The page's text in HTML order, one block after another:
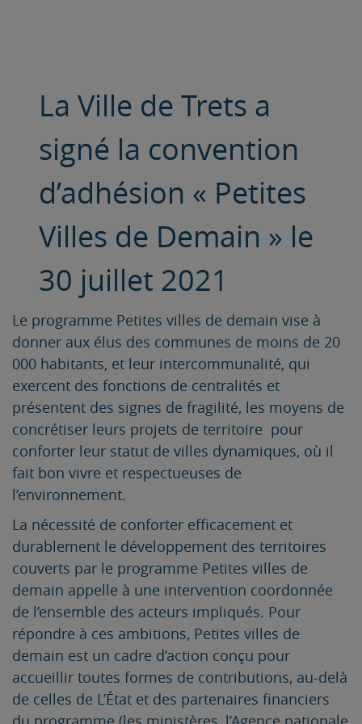
La Ville de Trets a
signé la convention
d’adhésion « Petites
Villes de Demain » le
30 juillet 2021
Le programme Petites villes de demain vise à
donner aux élus des communes de moins de 20
000 habitants, et leur intercommunalité, qui
exercent des fonctions de centralités et
présentent des signes de fragilité, les moyens de
concrétiser leurs projets de territoire pour
conforter leur statut de villes dynamiques, où il
fait bon vivre et respectueuses de
l’environnement.
La nécessité de conforter efficacement et
durablement le développement des territoires
couverts par le programme Petites villes de
demain appelle à une intervention coordonnée
de l’ensemble des acteurs impliqués. Pour
répondre à ces ambitions, Petites villes de
demain est un cadre d’action conçu pour
accueillir toutes formes de contributions, au-delà
de celles de L’État et des partenaires financiers